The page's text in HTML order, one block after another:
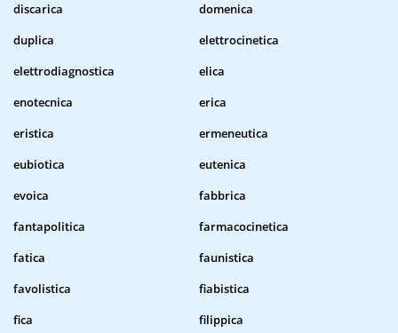
discarica
domenica
duplica
elettrocinetica
elettrodiagnostica
elica
enotecnica
erica
eristica
ermeneutica
eubiotica
eutenica
evoica
fabbrica
fantapolitica
farmacocinetica
fatica
faunistica
favolistica
fiabistica
fica
filippica